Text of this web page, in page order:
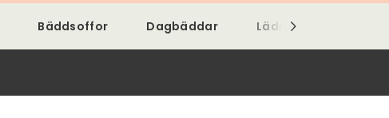
Bäddsoffor Dagbäddar Lädersoffor